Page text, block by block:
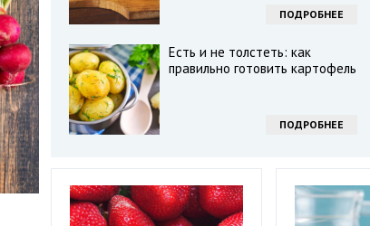
ПОДРОБНЕЕ
Есть и не толстеть: как
правильно готовить картофель
ПОДРОБНЕЕ